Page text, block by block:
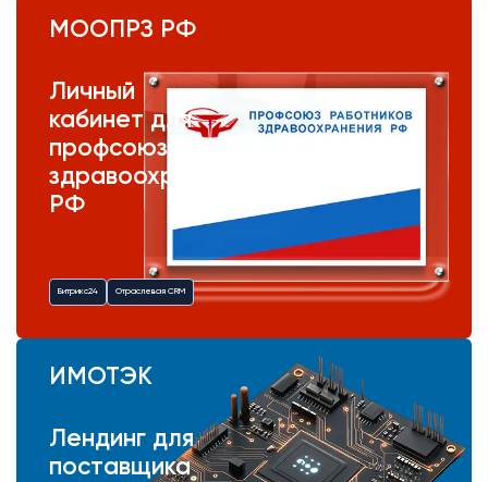
МООПРЗ РФ
Личный
кабинет для
профсоюза
здравоохранения
РФ
Битрикс24 Отраслевая CRM
ИМОТЭК
Лендинг для
поставщика